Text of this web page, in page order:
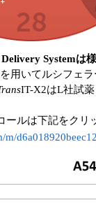
Systemは
用いてルシフェ
IT-X2はL社試
ールは下記をクリ
m/